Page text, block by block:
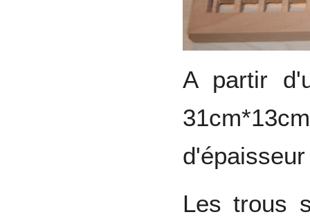
A partir
d'épaisseur
Les trous